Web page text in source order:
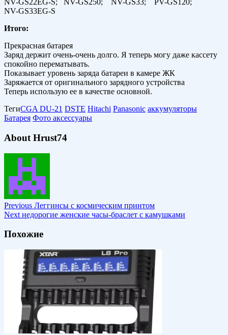
NV-GS22EG-S; NV-GS250; NV-GS33; PV-GS120;
NV-GS33EG-S
Итого:
Прекрасная батарея
Заряд держит очень-очень долго. Я теперь могу даже кассету
спокойно перематывать.
Показывает уровень заряда батареи в камере ЖК
Заряжается от оригинального зарядного устройства
Теперь использую ее в качестве основной.
ТегиCGA DU-21 DSTE Hitachi Panasonic аккумуляторы
Батарея Фото аксессуары
About Hrust74
Previous Леггинсы с космическим принтом
Next недорогие женские часы-браслет с камушками
Похожие